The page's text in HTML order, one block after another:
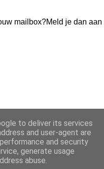
mailbox?Meld je dan aan
to deliver its services
and user-agent are
and security
generate usage
abuse.